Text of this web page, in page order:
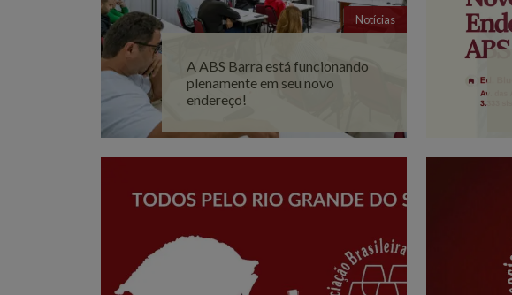
Notícias
A ABS Barra está funcionando
plenamente em seu novo
endereço!